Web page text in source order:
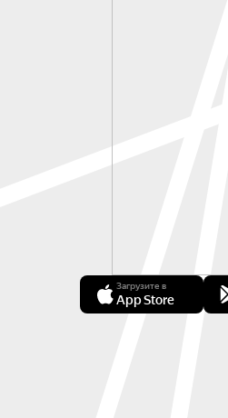
Загрузите в
App Store